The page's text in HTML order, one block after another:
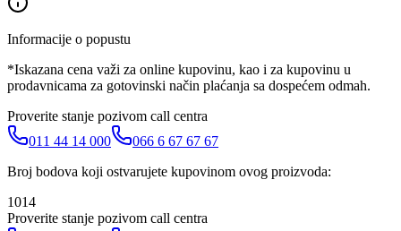
Informacije o popustu
*Iskazana cena važi za online kupovinu, kao i za kupovinu u
prodavnicama za gotovinski način plaćanja sa dospećem odmah.
Proverite stanje pozivom call centra
011 44 14 000
066 6 67 67 67
Broj bodova koji ostvarujete kupovinom ovog proizvoda:
1014
Proverite stanje pozivom call centra